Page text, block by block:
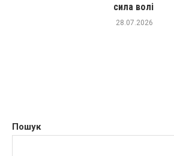
сила волі
28.07.2026
Пошук